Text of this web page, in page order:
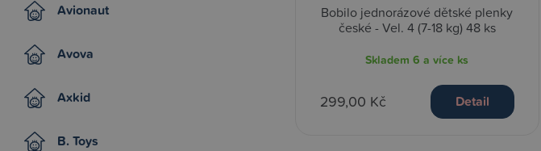
Avionaut
Avova
Axkid
B. Toys
Bobilo jednorázové dětské plenky
české - Vel. 4 (7-18 kg) 48 ks
Skladem6 a více ks
299,00 Kč Detail